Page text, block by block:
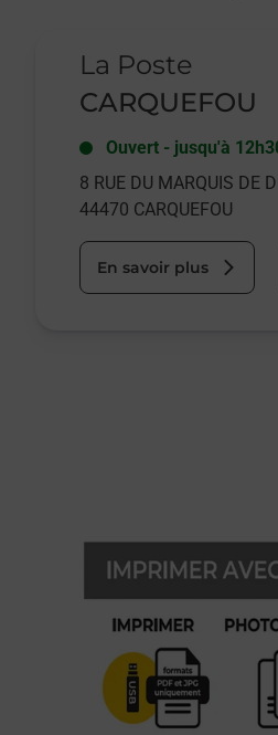
La Poste
CARQUEFOU
Ouvert - jusqu'à
8 RUE DU MARQUIS DE
44470 CARQUEFOU
En savoir plus